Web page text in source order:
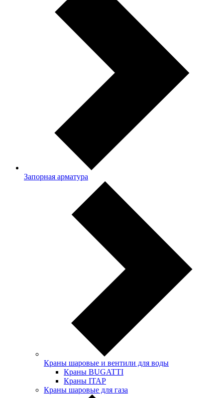
Запорная арматура
Краны шаровые и вентили для воды
Краны BUGATTI
Краны ITAP
Краны шаровые для газа